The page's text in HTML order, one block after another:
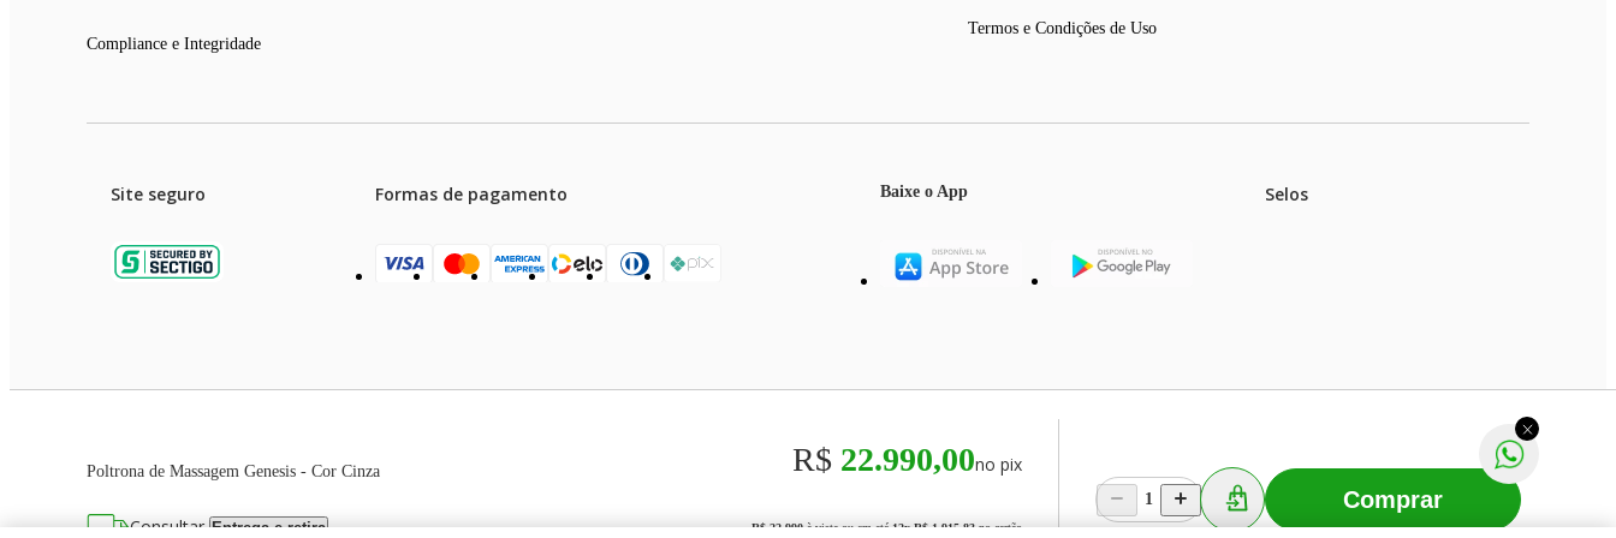
Poltrona de Massagem Genesis - Cor Cinza
Consultar Entrega e retira
R$ 22.990,00no pix
R$ 22.990 à vista ou em até 12x R$ 1.915,83no cartão
1 Comprar
uma variação de até 20 centímetros no comprimento, proporcionando mais conforto e precisão para usuários com até 2 metros de altura.
Bolso para o Controle: Utilize o bolso de fácil acesso da poltrona Genesis para guardar o painel de controle quando não estiver sendo utilizado.
Economia de Espaço: Para aproveitar melhor o espaço do ambiente, a Genesis movimenta-se para a frente ao ser reclinada, precisando apenas de aproximadamente dez centímetros de distância da parede para
Compliance e Integridade
Termos e Condições de Uso
Site seguro Formas de pagamento Baixe o App Selos
Preços e condições de pagamento válidos exclusivamente para compras efetuadas no site, podendo diferir na rede de lojas físicas.
As imagens dos produtos são meramente ilustrativas. Todos os preços e condições comerciais estão sujeitos a alteração sem aviso prévio. Fast Shop S. A. CNPJ: 43.708.379/0001-
Selecionar os Cookies